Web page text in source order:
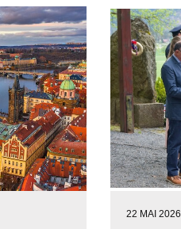
22 MAI 2026